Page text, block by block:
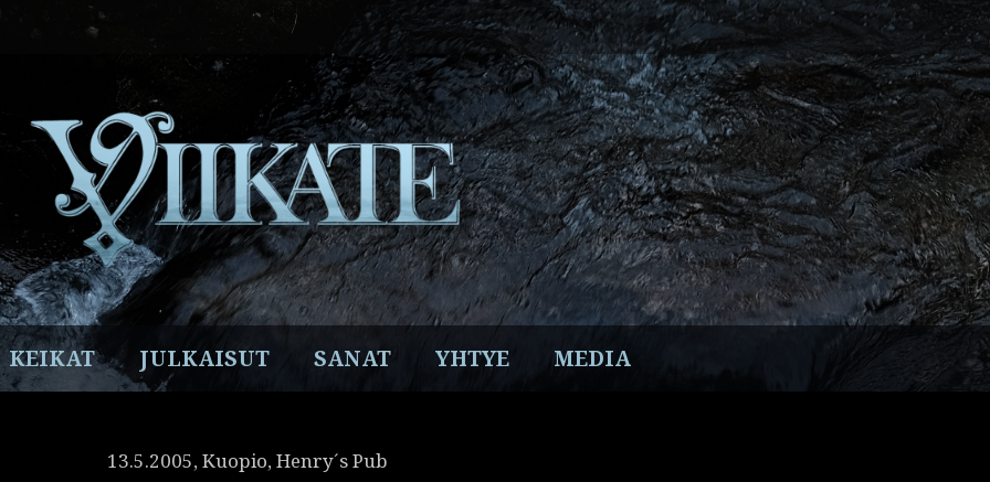
Facebook
Instagram
TwitterYouTube
Spotify
KEIKAT JULKAISUT SANAT YHTYE MEDIA
13.5.2005, Kuopio, Henry´s Pub